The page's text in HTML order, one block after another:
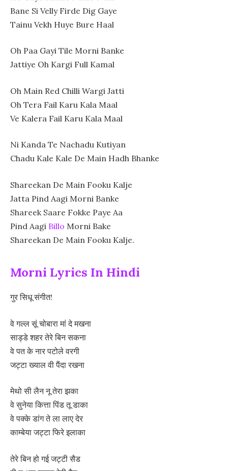
Bane Si Velly Firde Dig Gaye
Tainu Vekh Huye Bure Haal
Oh Paa Gayi Tile Morni Banke
Jattiye Oh Kargi Full Kamal
Oh Main Red Chilli Wargi Jatti
Oh Tera Fail Karu Kala Maal
Ve Kalera Fail Karu Kala Maal
Ni Kanda Te Nachadu Kutiyan
Chadu Kale Kale De Main Hadh Bhanke
Shareekan De Main Fooku Kalje
Jatta Pind Aagi Morni Banke
Shareek Saare Fokke Paye Aa
Pind Aagi Billo Morni Bake
Shareekan De Main Fooku Kalje.
Morni Lyrics In Hindi
गुर सिधू संगीत!
वे गल्ल सूं चोबारा मां दे मखना
साड्डे शहर तेरे बिन सकना
वे पत के नार पटोले वरगी
जट्टा ख्याल वी पैंदा रखना
मेथो सी लैन नू तेरा झका
वे सुनेया कित्ता पिंड तू डाका
वे पक्के डांग ते ला लाए देर
काम्बेया जट्टा फिरे इलाका
तेरे बिन हो गई जट्टी सैड